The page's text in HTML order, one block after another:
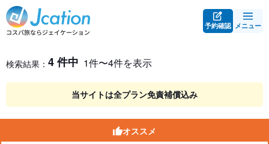
予約確認 メニュー
レンタカー検索・比較
レンタカー検索結果
検索結果： 4 件中 1件〜4件を表示
当サイトは全プラン免責補償込み
オススメ